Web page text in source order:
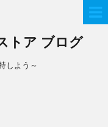
トア ブログ
しよう～